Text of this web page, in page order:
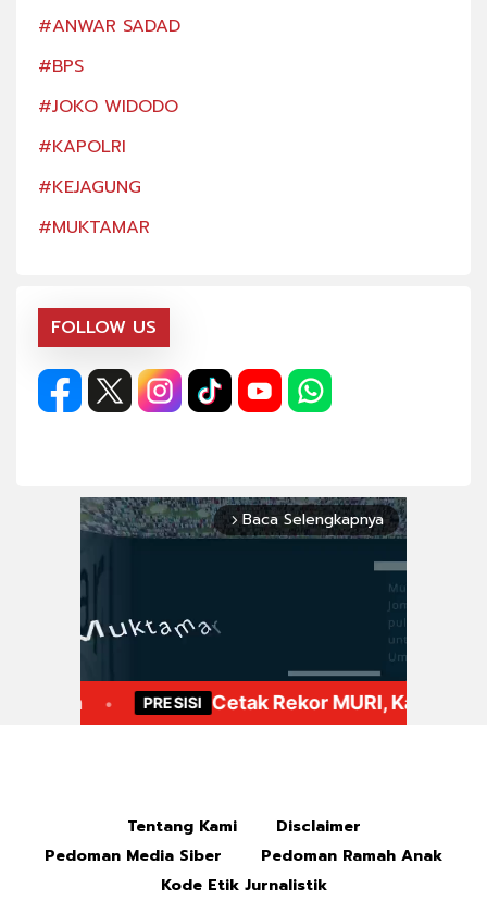
#ANWAR SADAD
#BPS
#JOKO WIDODO
#KAPOLRI
#KEJAGUNG
#MUKTAMAR
FOLLOW US
arrow_forward_ios Baca Selengkapnya
Tentang Kami
Disclaimer
Pedoman Media Siber
Pedoman Ramah Anak
Kode Etik Jurnalistik